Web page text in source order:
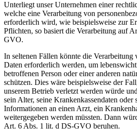
Unterliegt unser Unternehmen einer
welche eine Verarbeitung von
erforderlich wird, wie beispielsweise zur
Pflichten, so basiert die Verarbeitung auf
GVO.
In seltenen Fällen könnte die Verarbeitung
Daten erforderlich werden, um
betroffenen Person oder einer anderen
schützen. Dies wäre beispielsweise der
unserem Betrieb verletzt werden würde
sein Alter, seine Krankenkassendaten oder
Informationen an einen Arzt, ein
weitergegeben werden müssten. Dann
Art. 6 Abs. 1 lit. d DS-GVO beruhen.